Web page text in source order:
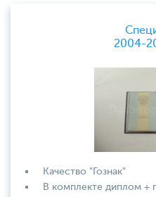
2004-
Качество "Гознак"
В комплекте диплом +